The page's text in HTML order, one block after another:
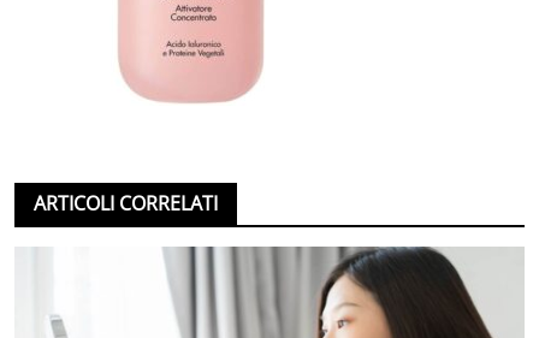
ARTICOLI CORRELATI